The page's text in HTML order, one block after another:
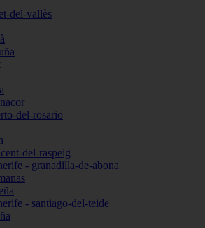
del-vallès
del-rosario
del-raspeig
- granadilla-de-abona
- santiago-del-teide